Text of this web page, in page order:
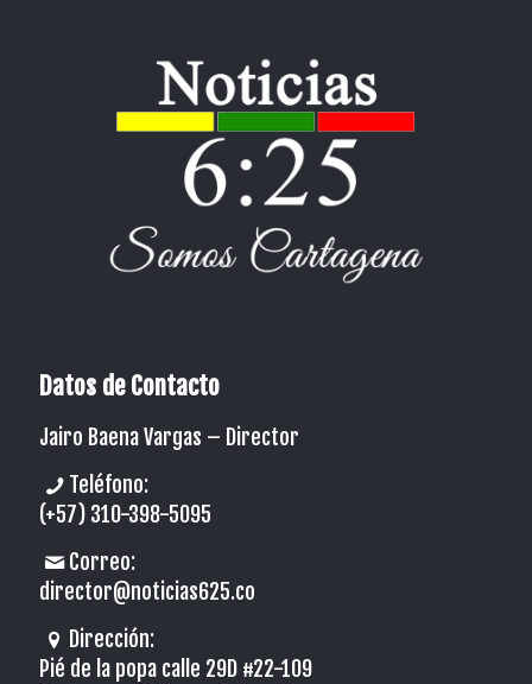
Datos de Contacto
Jairo Baena Vargas – Director
Teléfono:
(+57) 310-398-5095
Correo:
director@noticias625.co
Dirección:
Pié de la popa calle 29D #22-109